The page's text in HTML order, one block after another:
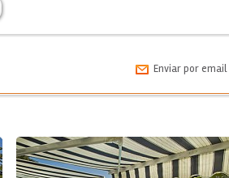
Enviar por email